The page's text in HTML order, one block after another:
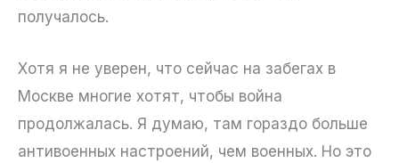
получалось.
Хотя я не уверен, что сейчас на забегах в
Москве многие хотят, чтобы война
продолжалась. Я думаю, там гораздо больше
антивоенных настроений, чем военных. Но это